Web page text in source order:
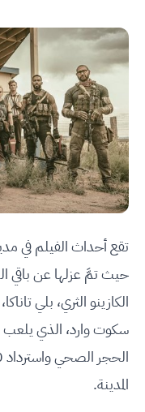
تقع أحداث الفيلم في
حيث تمَّ عزلها عن باقي
الكازينو الثري، بلي
سكوت وارد، الذي
المدينة.